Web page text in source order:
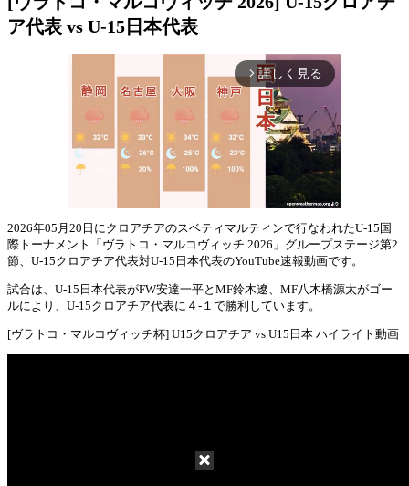
ア代表 vs U-15日本代表
arrow_forward_ios 詳しく見る
Mute
2026年05月20日にクロアチアのスベティマルティンで行なわれたU-15国
際トーナメント「ヴラトコ・マルコヴィッチ 2026」グループステージ第2
節、U-15クロアチア代表対U-15日本代表のYouTube速報動画です。
試合は、U-15日本代表がFW安達一平とMF鈴木遼、MF八木橋源太がゴー
ルにより、U-15クロアチア代表に４-１で勝利しています。
[ヴラトコ・マルコヴィッチ杯] U15クロアチア vs U15日本 ハイライト動画